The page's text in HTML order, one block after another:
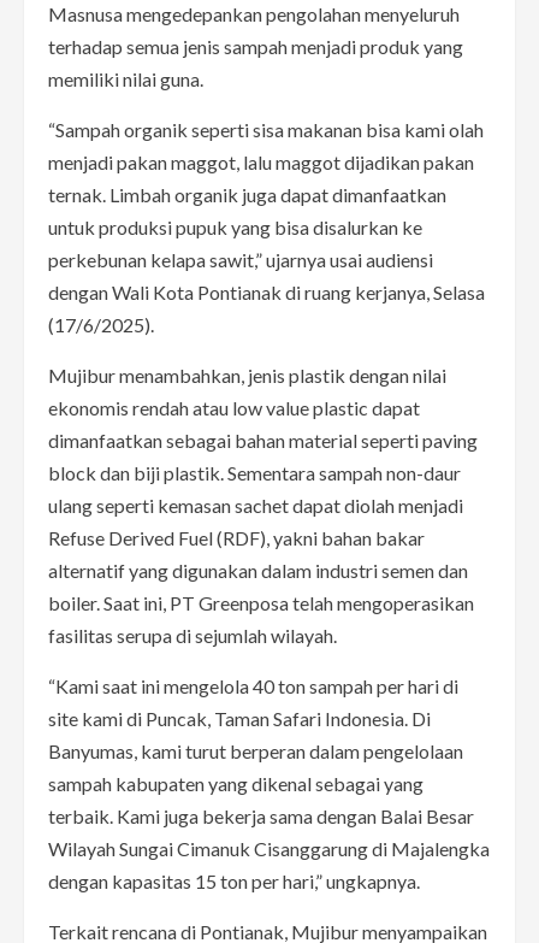
Masnusa mengedepankan pengolahan menyeluruh
terhadap semua jenis sampah menjadi produk yang
memiliki nilai guna.
“Sampah organik seperti sisa makanan bisa kami olah
menjadi pakan maggot, lalu maggot dijadikan pakan
ternak. Limbah organik juga dapat dimanfaatkan
untuk produksi pupuk yang bisa disalurkan ke
perkebunan kelapa sawit,” ujarnya usai audiensi
dengan Wali Kota Pontianak di ruang kerjanya, Selasa
(17/6/2025).
Mujibur menambahkan, jenis plastik dengan nilai
ekonomis rendah atau low value plastic dapat
dimanfaatkan sebagai bahan material seperti paving
block dan biji plastik. Sementara sampah non-daur
ulang seperti kemasan sachet dapat diolah menjadi
Refuse Derived Fuel (RDF), yakni bahan bakar
alternatif yang digunakan dalam industri semen dan
boiler. Saat ini, PT Greenposa telah mengoperasikan
fasilitas serupa di sejumlah wilayah.
“Kami saat ini mengelola 40 ton sampah per hari di
site kami di Puncak, Taman Safari Indonesia. Di
Banyumas, kami turut berperan dalam pengelolaan
sampah kabupaten yang dikenal sebagai yang
terbaik. Kami juga bekerja sama dengan Balai Besar
Wilayah Sungai Cimanuk Cisanggarung di Majalengka
dengan kapasitas 15 ton per hari,” ungkapnya.
Terkait rencana di Pontianak, Mujibur menyampaikan